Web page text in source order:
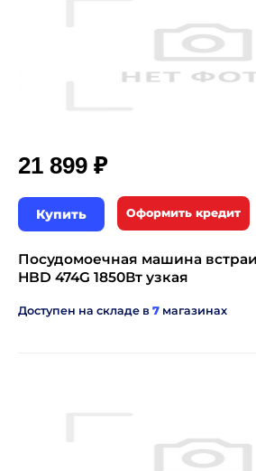
21 899 ₽
Купить Оформить кредит
Посудомоечная машина
HBD 474G 1850Вт узкая
Доступен на складе в 7 магазинах